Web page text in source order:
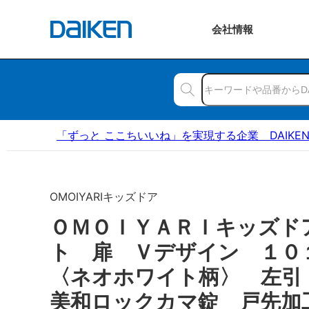
会社情報
「ずっと ここちいいね」を実現する企業 DAIKEN
OMOIYARIキッズドア
ＯＭＯＩＹＡＲＩキッズ
ト 扉 Ｖデザイン １
〈ネオホワイト柄〉 左
美和ロックカマ錠 戸先